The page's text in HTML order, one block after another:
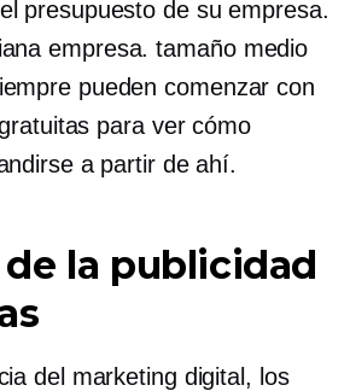
presupuesto de su empresa.
empresa.tamaño medio
pueden comenzar con
para ver cómo
a partir de ahí.
la publicidad
del marketing digital, los